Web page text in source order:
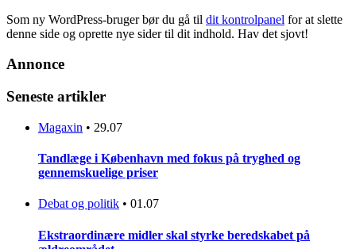
Som ny WordPress-bruger bør du gå til dit kontrolpanel for at slette
denne side og oprette nye sider til dit indhold. Hav det sjovt!
Annonce
Seneste artikler
Magaxin • 29.07
Tandlæge i København med fokus på tryghed og
gennemskuelige priser
Debat og politik • 01.07
Ekstraordinære midler skal styrke beredskabet på